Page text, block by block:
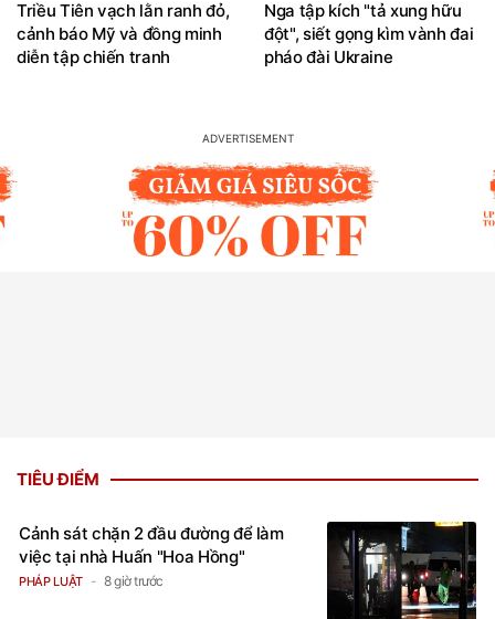
Triều Tiên vạch lằn ranh đỏ,
cảnh báo Mỹ và đồng minh
diễn tập chiến tranh
Nga tập kích "tả xung hữu
đột", siết gọng kìm vành đai
pháo đài Ukraine
TIÊU ĐIỂM
Cảnh sát chặn 2 đầu đường để làm
việc tại nhà Huấn "Hoa Hồng"
PHÁP LUẬT 8 giờ trước